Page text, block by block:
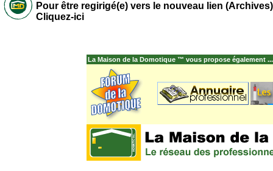
Pour être regirigé(e) vers le nouveau lien
Cliquez-ici
La Maison de la Domotique ™ vous propose également ...